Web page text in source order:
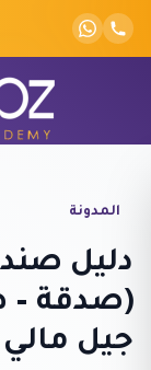
Skip to content
المدونة
دليل
(صدقة –
جيل